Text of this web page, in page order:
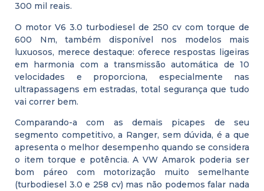
300 mil reais.
O motor V6 3.0 turbodiesel de 250 cv com torque de
600 Nm, também disponível nos modelos mais
luxuosos, merece destaque: oferece respostas ligeiras
em harmonia com a transmissão automática de 10
velocidades e proporciona, especialmente nas
ultrapassagens em estradas, total segurança que tudo
vai correr bem.
Comparando-a com as demais picapes de seu
segmento competitivo, a Ranger, sem dúvida, é a que
apresenta o melhor desempenho quando se considera
o item torque e potência. A VW Amarok poderia ser
bom páreo com motorização muito semelhante
(turbodiesel 3.0 e 258 cv) mas não podemos falar nada